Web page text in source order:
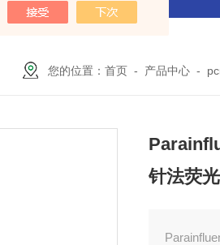
您的位置：首页 - 产品中心 -
针法荧